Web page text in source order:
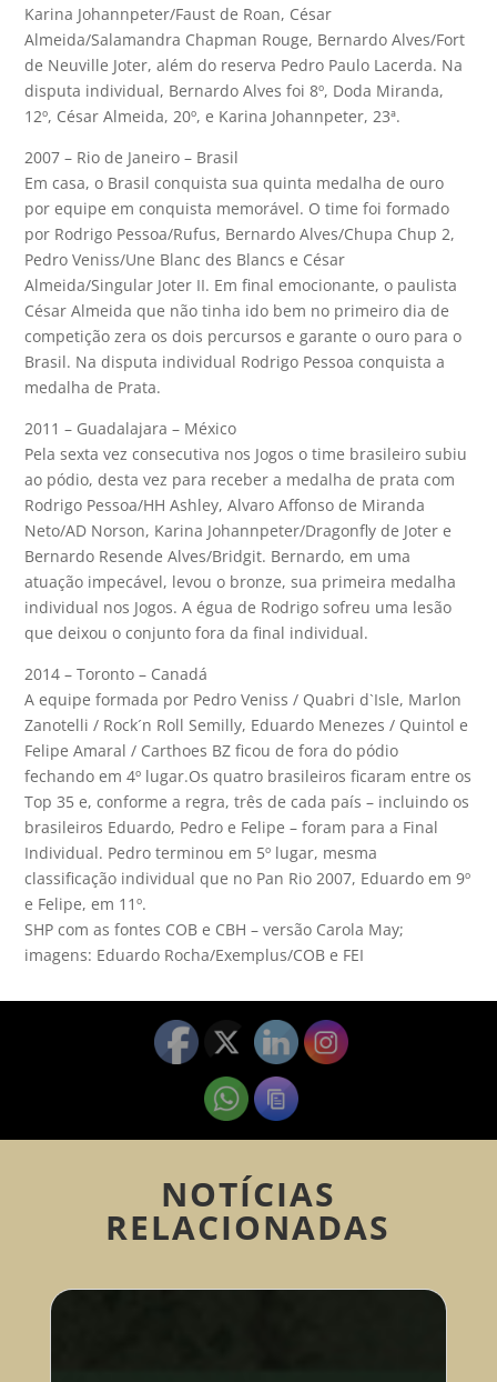
Karina Johannpeter/Faust de Roan, César
Almeida/Salamandra Chapman Rouge, Bernardo Alves/Fort
de Neuville Joter, além do reserva Pedro Paulo Lacerda. Na
disputa individual, Bernardo Alves foi 8º, Doda Miranda,
12º, César Almeida, 20º, e Karina Johannpeter, 23ª.
2007 – Rio de Janeiro – Brasil
Em casa, o Brasil conquista sua quinta medalha de ouro
por equipe em conquista memorável. O time foi formado
por Rodrigo Pessoa/Rufus, Bernardo Alves/Chupa Chup 2,
Pedro Veniss/Une Blanc des Blancs e César
Almeida/Singular Joter II. Em final emocionante, o paulista
César Almeida que não tinha ido bem no primeiro dia de
competição zera os dois percursos e garante o ouro para o
Brasil. Na disputa individual Rodrigo Pessoa conquista a
medalha de Prata.
2011 – Guadalajara – México
Pela sexta vez consecutiva nos Jogos o time brasileiro subiu
ao pódio, desta vez para receber a medalha de prata com
Rodrigo Pessoa/HH Ashley, Alvaro Affonso de Miranda
Neto/AD Norson, Karina Johannpeter/Dragonfly de Joter e
Bernardo Resende Alves/Bridgit. Bernardo, em uma
atuação impecável, levou o bronze, sua primeira medalha
individual nos Jogos. A égua de Rodrigo sofreu uma lesão
que deixou o conjunto fora da final individual.
2014 – Toronto – Canadá
A equipe formada por Pedro Veniss / Quabri d`Isle, Marlon
Zanotelli / Rock´n Roll Semilly, Eduardo Menezes / Quintol e
Felipe Amaral / Carthoes BZ ficou de fora do pódio
fechando em 4º lugar.Os quatro brasileiros ficaram entre os
Top 35 e, conforme a regra, três de cada país – incluindo os
brasileiros Eduardo, Pedro e Felipe – foram para a Final
Individual. Pedro terminou em 5º lugar, mesma
classificação individual que no Pan Rio 2007, Eduardo em 9º
e Felipe, em 11º.
SHP com as fontes COB e CBH – versão Carola May;
imagens: Eduardo Rocha/Exemplus/COB e FEI
NOTÍCIAS
RELACIONADAS